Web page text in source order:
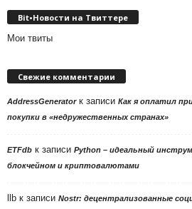
Bit•Новости на Твиттере
Мои твиты
Свежие комментарии
AddressGeneratorк записи Как я оплатил
покупки в «недружественных странах»
ETFdb к записи Python – идеальный
блокчейном и криптовалютами
llb к записи Nostr: децентрализованные